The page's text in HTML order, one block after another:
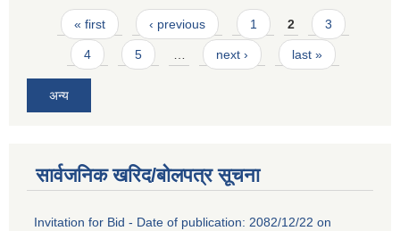
Pages
« first ‹ previous 1 2 3
4 5 next › last »
अन्य
सार्वजनिक खरिद/बोलपत्र सूचना
Invitation for Bid - Date of publication: 2082/12/22 on